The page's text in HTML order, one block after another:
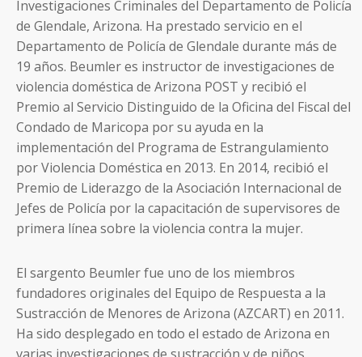
Investigaciones Criminales del Departamento de Policía
de Glendale, Arizona. Ha prestado servicio en el
Departamento de Policía de Glendale durante más de
19 años. Beumler es instructor de investigaciones de
violencia doméstica de Arizona POST y recibió el
Premio al Servicio Distinguido de la Oficina del Fiscal del
Condado de Maricopa por su ayuda en la
implementación del Programa de Estrangulamiento
por Violencia Doméstica en 2013. En 2014, recibió el
Premio de Liderazgo de la Asociación Internacional de
Jefes de Policía por la capacitación de supervisores de
primera línea sobre la violencia contra la mujer.
El sargento Beumler fue uno de los miembros
fundadores originales del Equipo de Respuesta a la
Sustracción de Menores de Arizona (AZCART) en 2011.
Ha sido desplegado en todo el estado de Arizona en